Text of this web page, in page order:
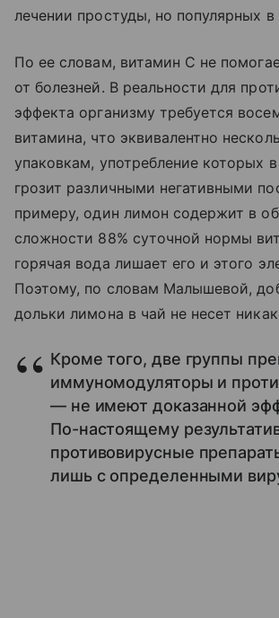
лечении простуды, но популярных в
По ее словам, витамин C не
от болезней. В реальности для
эффекта организму требуется
витамина, что эквивалентно
упаковкам, употребление которых
грозит различными негативными
примеру, один лимон содержит в
сложности 88% суточной нормы
горячая вода лишает его и этого
Поэтому, по словам Малышевой,
дольки лимона в чай не несет
Кроме того, две группы
иммуномодуляторы и
— не имеют доказанной
По-настоящему
противовирусные
лишь с определенными